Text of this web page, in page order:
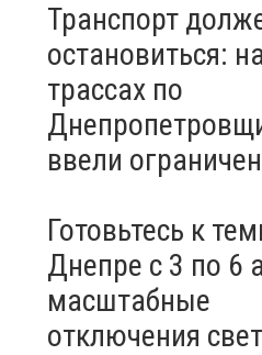
Транспорт
остановиться:
трассах по
ввели
Готовьтесь к
Днепре с 3 по 6
масштабные
отключения